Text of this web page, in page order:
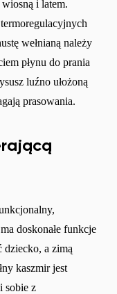
i latem.
wełnianą należy
płynu do prania
luźno ułożoną
prasowania.
doskonałe funkcje
dziecko, a zimą
kaszmir jest
sobie z